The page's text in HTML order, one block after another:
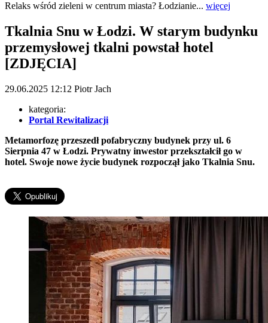
Relaks wśród zieleni w centrum miasta? Łodzianie... więcej
Tkalnia Snu w Łodzi. W starym budynku
przemysłowej tkalni powstał hotel
[ZDJĘCIA]
29.06.2025 12:12 Piotr Jach
kategoria:
Portal Rewitalizacji
Metamorfozę przeszedł pofabryczny budynek przy ul. 6
Sierpnia 47 w Łodzi. Prywatny inwestor przekształcił go w
hotel. Swoje nowe życie budynek rozpoczął jako Tkalnia Snu.